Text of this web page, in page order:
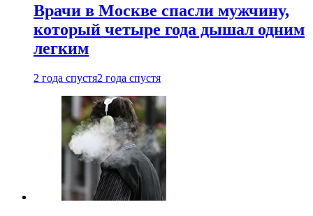
Врачи в Москве спасли мужчину,
который четыре года дышал одним
легким
2 года спустя2 года спустя